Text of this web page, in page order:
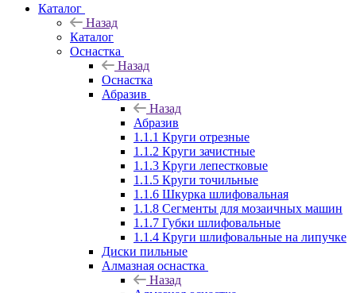
Каталог
Назад
Каталог
Оснастка
Назад
Оснастка
Абразив
Назад
Абразив
1.1.1 Круги отрезные
1.1.2 Круги зачистные
1.1.3 Круги лепестковые
1.1.5 Круги точильные
1.1.6 Шкурка шлифовальная
1.1.8 Сегменты для мозаичных машин
1.1.7 Губки шлифовальные
1.1.4 Круги шлифовальные на липучке
Диски пильные
Алмазная оснастка
Назад